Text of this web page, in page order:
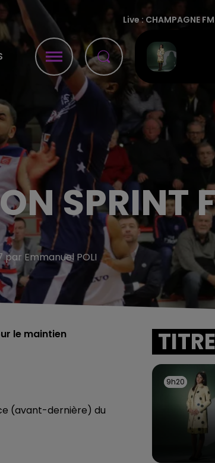
Live :CHAMPAGNE FM
SPRINT
par Emmanuel POLI
le maintien
(avant-dernière) du
9h20
9h20